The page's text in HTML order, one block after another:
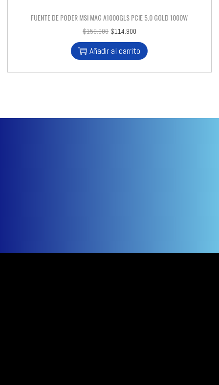
FUENTE DE PODER MSI MAG A1000GLS PCIE 5.0 GOLD 1000W
$159.900 $114.900
Añadir al carrito